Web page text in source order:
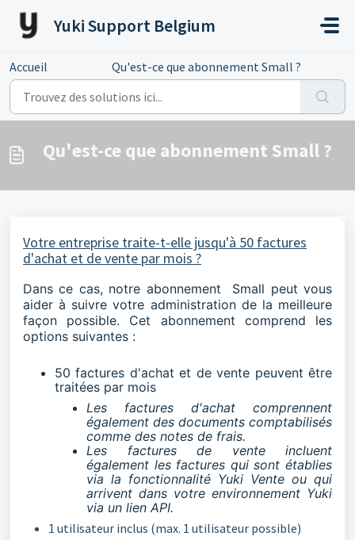
Yuki Support Belgium
Accueil Qu'est-ce que abonnement Small ?
Qu'est-ce que abonnement Small ?
Votre entreprise traite-t-elle jusqu'à 50 factures
d'achat et de vente par mois ?
Dans ce cas, notre abonnement Small peut vous
aider à suivre votre administration de la meilleure
façon possible. Cet abonnement comprend les
options suivantes :
50 factures d'achat et de vente peuvent être
traitées par mois
Les factures d'achat comprennent
également des documents comptabilisés
comme des notes de frais.
Les factures de vente incluent
également les factures qui sont établies
via la fonctionnalité Yuki Vente ou qui
arrivent dans votre environnement Yuki
via un lien API.
1 utilisateur inclus (max. 1 utilisateur possible)